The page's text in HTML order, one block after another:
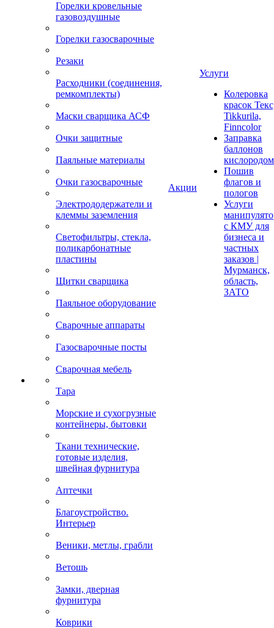
Горелки кровельные
газовоздушные
Горелки газосварочные
Резаки
Расходники (соединения,
ремкомплекты)
Маски сварщика АСФ
Очки защитные
Паяльные материалы
Очки газосварочные
Электрододержатели и
клеммы заземления
Светофильтры, стекла,
поликарбонатные
пластины
Щитки сварщика
Паяльное оборудование
Сварочные аппараты
Газосварочные посты
Сварочная мебель
Тара
Морские и сухогрузные
контейнеры, бытовки
Ткани технические,
готовые изделия,
швейная фурнитура
Аптечки
Благоустройство.
Интерьер
Веники, метлы, грабли
Ветошь
Замки, дверная
фурнитура
Коврики
Акции
Услуги
Колеровка
красок
Tikkurila,
Finncolor
Заправка
баллонов
кислородом
Пошив
флагов и
пологов
Услуги
с КМУ для
бизнеса и
частных
заказов |
Мурманск,
область,
ЗАТО